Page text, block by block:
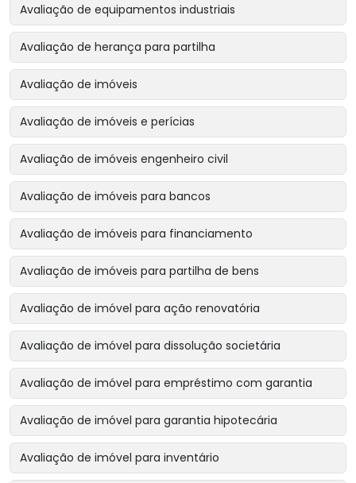
Avaliação de equipamentos industriais
Avaliação de herança para partilha
Avaliação de imóveis
Avaliação de imóveis e perícias
Avaliação de imóveis engenheiro civil
Avaliação de imóveis para bancos
Avaliação de imóveis para financiamento
Avaliação de imóveis para partilha de bens
Avaliação de imóvel para ação renovatória
Avaliação de imóvel para dissolução societária
Avaliação de imóvel para empréstimo com garantia
Avaliação de imóvel para garantia hipotecária
Avaliação de imóvel para inventário